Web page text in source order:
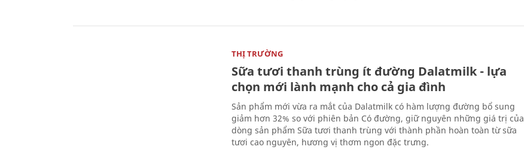
THỊ TRƯỜNG
Sữa tươi thanh trùng ít đường Dalatmilk - lựa
chọn mới lành mạnh cho cả gia đình
Sản phẩm mới vừa ra mắt của Dalatmilk có hàm lượng đường bổ sung
giảm hơn 32% so với phiên bản Có đường, giữ nguyên những giá trị của
dòng sản phẩm Sữa tươi thanh trùng với thành phần hoàn toàn từ sữa
tươi cao nguyên, hương vị thơm ngon đặc trưng.